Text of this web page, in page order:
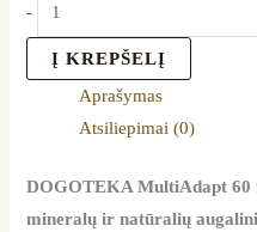
-
Į KREPŠELĮ
Aprašymas
Atsiliepimai (0)
DOGOTEKA MultiAdapt 60
mineralų ir natūralių